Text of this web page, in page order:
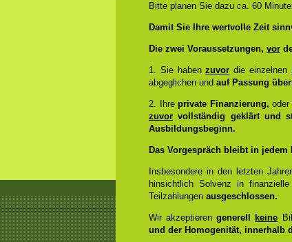
Bitte planen Sie dazu ca. 60
Damit Sie Ihre wertvolle Zeit
Die zwei Voraussetzungen, vor
1. Sie habenzuvor die einzelnen
abgeglichen und auf Passung
2. Ihreprivate Finanzierung,oder
zuvor vollständig geklärt und
Ausbildungsbeginn.
Das Vorgespräch bleibt in
Insbesondere in den letzten
hinsichtlich Solvenz in
Teilzahlungen ausgeschlossen.
Wir akzeptierengenerell keine
und der Homogenität, innerhalb